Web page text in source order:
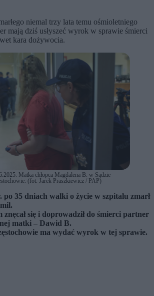
niemal trzy lata temu ośmioletniego
mają dziś usłyszeć wyrok w sprawie śmierci
kara dożywocia.
Matka chłopca Magdalena B. w Sądzie
(fot. Jarek Praszkiewicz / PAP)
po 35 dniach walki o życie w szpitalu zmarł
znęcał się i doprowadził do śmierci partner
matki – Dawid B.
ma wydać wyrok w tej sprawie.